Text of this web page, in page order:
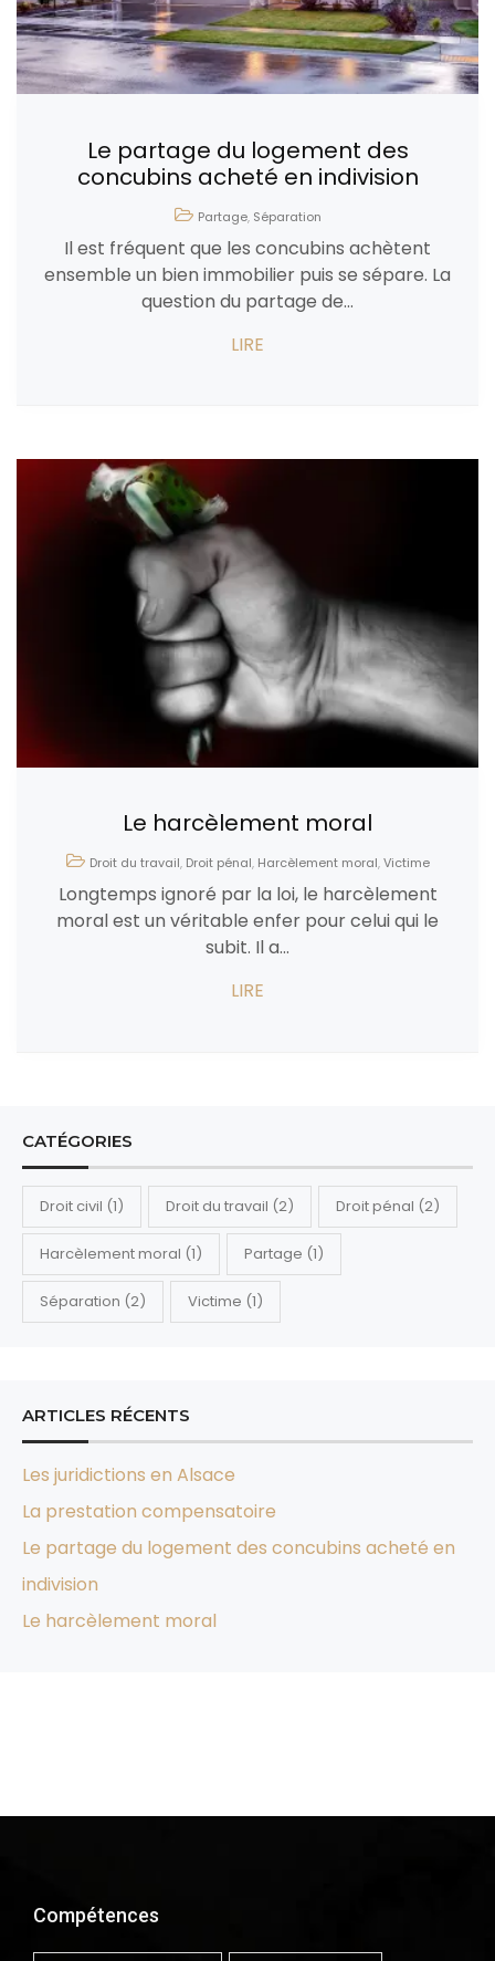
Le partage du logement des
concubins acheté en indivision
Partage, Séparation
Il est fréquent que les concubins achètent
ensemble un bien immobilier puis se sépare. La
question du partage de...
Le harcèlement moral
Droit du travail, Droit pénal, Harcèlement moral,Victime
Longtemps ignoré par la loi, le harcèlement
moral est un véritable enfer pour celui qui le
subit. Il a...
CATÉGORIES
Droit civil (1) Droit du travail (2) Droit pénal (2)
Harcèlement moral (1) Partage (1)
Séparation (2) Victime (1)
ARTICLES RÉCENTS
Les juridictions en Alsace
La prestation compensatoire
Le partage du logement des concubins acheté en
indivision
Le harcèlement moral
Compétences